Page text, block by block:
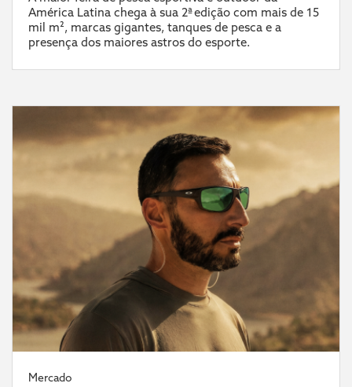
América Latina chega à sua 2ª edição com mais de 15
mil m², marcas gigantes, tanques de pesca e a
presença dos maiores astros do esporte.
Mercado